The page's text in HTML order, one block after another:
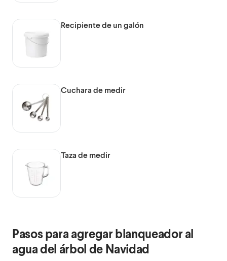
Recipiente de un galón
Cuchara de medir
Taza de medir
Pasos para agregar blanqueador al
agua del árbol de Navidad